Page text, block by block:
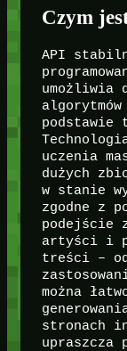
Czym
API
umożliwia
podstawie
uczenia
dużych
w stanie
zgodne z
podejście
artyści i
treści –
można
stronach
upraszcza